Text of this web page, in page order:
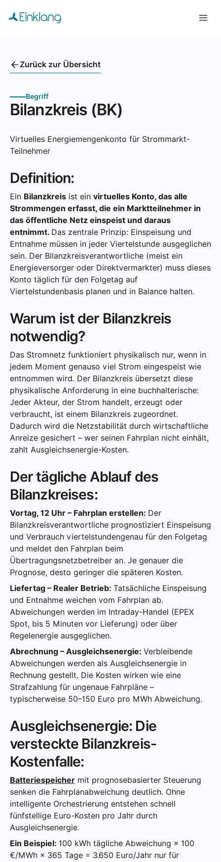
Zurück zur Übersicht
Begriff
Bilanzkreis (BK)
Virtuelles Energiemengenkonto für Strommarkt-
Teilnehmer
Definition:
Ein Bilanzkreisist ein virtuelles Konto, das alle
Strommengen erfasst, die ein Marktteilnehmer in
das öffentliche Netz einspeist und daraus
entnimmt. Das zentrale Prinzip: Einspeisung und
Entnahme müssen in jeder Viertelstunde ausgeglichen
sein. Der Bilanzkreisverantwortliche (meist ein
Energieversorger oder Direktvermarkter) muss dieses
Konto täglich für den Folgetag auf
Viertelstundenbasis planen und in Balance halten.
Warum ist der Bilanzkreis
notwendig?
Das Stromnetz funktioniert physikalisch nur, wenn in
jedem Moment genauso viel Strom eingespeist wie
entnommen wird. Der Bilanzkreis übersetzt diese
physikalische Anforderung in eine buchhalterische:
Jeder Akteur, der Strom handelt, erzeugt oder
verbraucht, ist einem Bilanzkreis zugeordnet.
Dadurch wird die Netzstabilität durch wirtschaftliche
Anreize gesichert – wer seinen Fahrplan nicht einhält,
zahlt Ausgleichsenergie-Kosten.
Der tägliche Ablauf des
Bilanzkreises:
Vortag, 12 Uhr – Fahrplan erstellen: Der
Bilanzkreisverantwortliche prognostiziert Einspeisung
und Verbrauch viertelstundengenau für den Folgetag
und meldet den Fahrplan beim
Übertragungsnetzbetreiber an. Je genauer die
Prognose, desto geringer die späteren Kosten.
Liefertag – Realer Betrieb: Tatsächliche Einspeisung
und Entnahme weichen vom Fahrplan ab.
Abweichungen werden im Intraday-Handel (EPEX
Spot, bis 5 Minuten vor Lieferung) oder über
Regelenergie ausgeglichen.
Abrechnung – Ausgleichsenergie: Verbleibende
Abweichungen werden als Ausgleichsenergie in
Rechnung gestellt. Die Kosten wirken wie eine
Strafzahlung für ungenaue Fahrpläne –
typischerweise 50–150 Euro pro MWh Abweichung.
Ausgleichsenergie: Die
versteckte Bilanzkreis-
Kostenfalle:
Batteriespeichermit prognosebasierter Steuerung
senken die Fahrplanabweichung deutlich. Ohne
intelligente Orchestrierung entstehen schnell
fünfstellige Euro-Kosten pro Jahr durch
Ausgleichsenergie.
Ein Beispiel: 100 kWh tägliche Abweichung × 100
€/MWh × 365 Tage = 3.650 Euro/Jahr nur für